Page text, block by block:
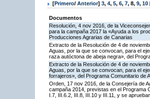
[Primero/ Anterior] 3, 4, 5, 6, 7, 8, 9, 10
Documentos
Resolución, 4 nov 2016, de la
para la campaña 2017 la «Ayuda a los
Producciones Agrarias de Canarias
Extracto de la Resolución de 4 de
Aguas, por la que se convocan, para el
raza autóctona de abeja negra», del
Extracto de la Resolución de 4 de
Aguas, por la que se convocan, para el
forrajeros», del Programa Comunitario de
Orden, 17 nov 2016, de la Consejería de
campaña 2014, previstas en el Programa
I.7, III.6.2, III.8, III.10 y III.11, y se